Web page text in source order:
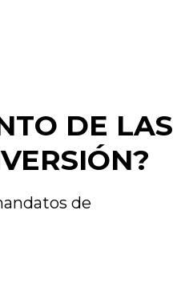
DE LAS
de